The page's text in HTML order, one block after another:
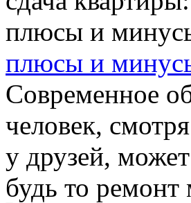
плюсы и
Современное
человек,
у друзей,
будь то